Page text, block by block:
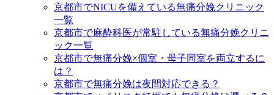
京都市でNICUを備えている無痛分娩クリニック
一覧
京都市で麻酔科医が常駐している無痛分娩クリニ
ック一覧
京都市で無痛分娩×個室・母子同室を両立するに
は？
京都市で無痛分娩は夜間対応できる？